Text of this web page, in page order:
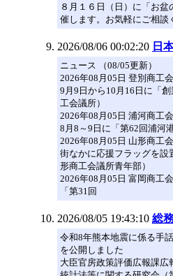
８月１６日（日）に「お
催します。お気軽にご相談
2026/08/06 00:02:20 日
ニュース （08/05更新）
2026年08月05日 登別商工
9月9日から10月16日に「
工会議所）
2026年08月05日 浦河商工
8月8～9日に「第62回浦河
2026年08月05日 山形商工
街なかに応援フラッグを設
形商工会議所青年部）
2026年08月05日 富岡商工
「第31回
2026/08/05 19:43:10 総
令和8年熊本地震に係る手
を公開しました
大臣官房政策評価広報課広